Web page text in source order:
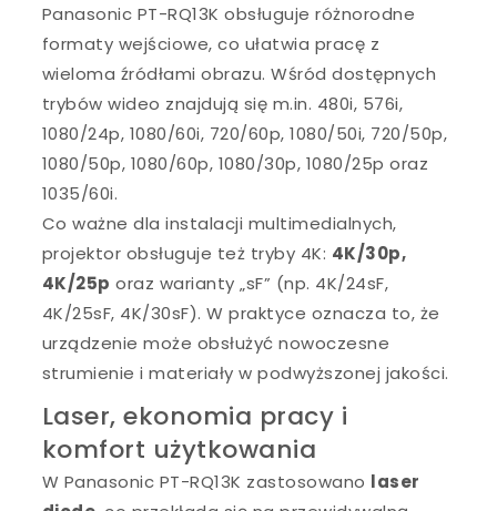
Panasonic PT-RQ13K obsługuje różnorodne
formaty wejściowe, co ułatwia pracę z
wieloma źródłami obrazu. Wśród dostępnych
trybów wideo znajdują się m.in. 480i, 576i,
1080/24p, 1080/60i, 720/60p, 1080/50i, 720/50p,
1080/50p, 1080/60p, 1080/30p, 1080/25p oraz
1035/60i.
Co ważne dla instalacji multimedialnych,
projektor obsługuje też tryby 4K: 4K/30p,
4K/25p oraz warianty „sF” (np. 4K/24sF,
4K/25sF, 4K/30sF). W praktyce oznacza to, że
urządzenie może obsłużyć nowoczesne
strumienie i materiały w podwyższonej jakości.
Laser, ekonomia pracy i
komfort użytkowania
W Panasonic PT-RQ13K zastosowano laser